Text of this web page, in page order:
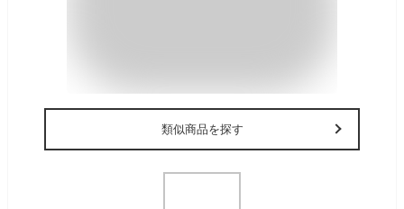
類似商品を探す